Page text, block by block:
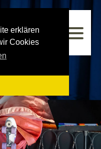
erklären
Cookies